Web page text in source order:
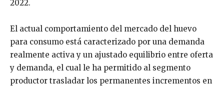
2022.
El actual comportamiento del mercado del huevo
para consumo está caracterizado por una demanda
realmente activa y un ajustado equilibrio entre oferta
y demanda, el cual le ha permitido al segmento
productor trasladar los permanentes incrementos en